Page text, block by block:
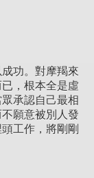
功。對摩羯來
，根本全是虛
承認自己最相
願意被別人發
工作，將剛剛